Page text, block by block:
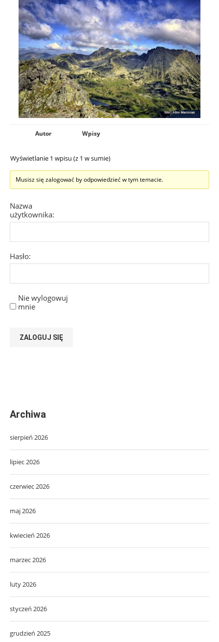
Autor Wpisy
Wyświetlanie 1 wpisu (z 1 w sumie)
Musisz się zalogować by odpowiedzieć w tym temacie.
Nazwa
użytkownika:
Hasło:
Nie wylogowuj
mnie
ZALOGUJ SIĘ
Archiwa
sierpień 2026
lipiec 2026
czerwiec 2026
maj 2026
kwiecień 2026
marzec 2026
luty 2026
styczeń 2026
grudzień 2025